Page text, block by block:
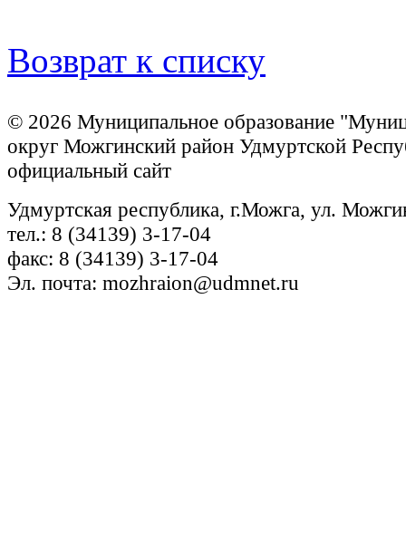
Возврат к списку
© 2026 Муниципальное образование
округ Можгинский район Удмуртской
официальный сайт
Удмуртская республика, г.Можга, ул.
тел.: 8 (34139) 3-17-04
факс: 8 (34139) 3-17-04
Эл. почта: mozhraion@udmnet.ru